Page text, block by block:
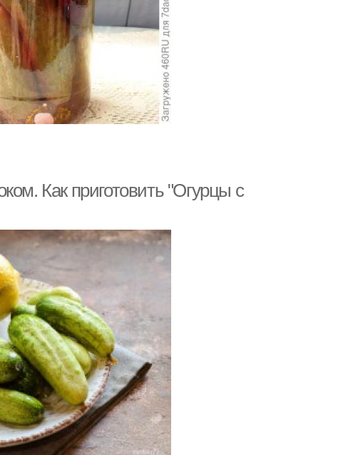
Как приготовить "Огурцы с